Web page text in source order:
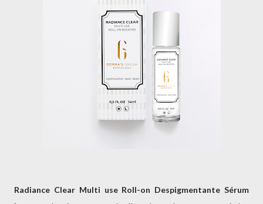
Radiance Clear Multi use Roll-on Despigmentante Sérum